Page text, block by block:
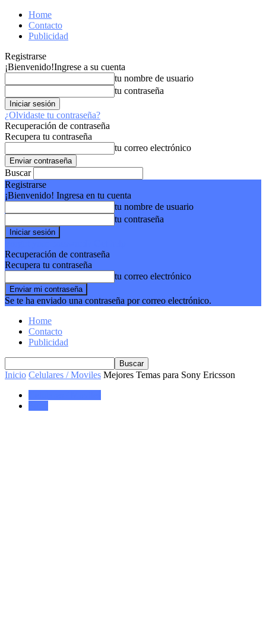
Home
Contacto
Publicidad
Registrarse
¡Bienvenido!Ingrese a su cuenta
tu nombre de usuario
tu contraseña
¿Olvidaste tu contraseña?
Recuperación de contraseña
Recupera tu contraseña
tu correo electrónico
Buscar
Registrarse
¡Bienvenido! Ingresa en tu cuenta
tu nombre de usuario
tu contraseña
Recuperación de contraseña
Recupera tu contraseña
tu correo electrónico
Se te ha enviado una contraseña por correo electrónico.
Home
Contacto
Publicidad
Inicio Celulares / Moviles Mejores Temas para Sony Ericsson